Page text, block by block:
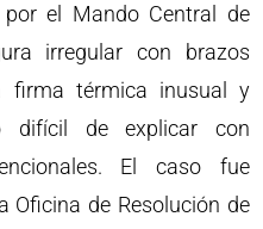
el Mando Central de
irregular con brazos
firma térmica inusual y
difícil de explicar con
El caso fue
Oficina de Resolución de